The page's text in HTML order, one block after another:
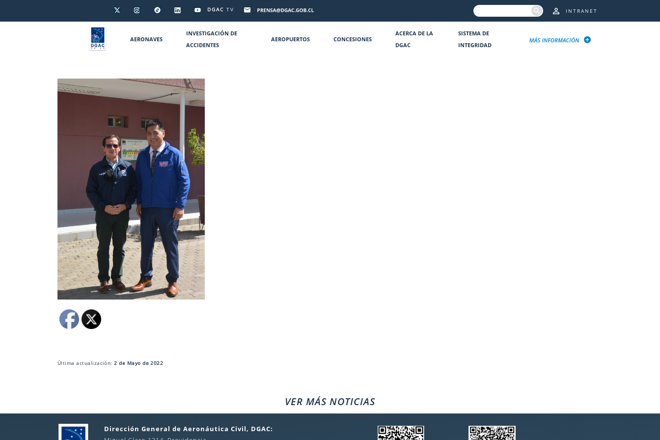
DGAC TV INTRANET
AERONAVES
INVESTIGACIÓN DE
ACCIDENTES
AEROPUERTOS CONCESIONES
ACERCA DE LA
DGAC
SISTEMA DE
INTEGRIDAD
Última actualización:2 de Mayo de 2022
VER MÁS NOTICIAS
Dirección General de Aeronáutica Civil, DGAC: